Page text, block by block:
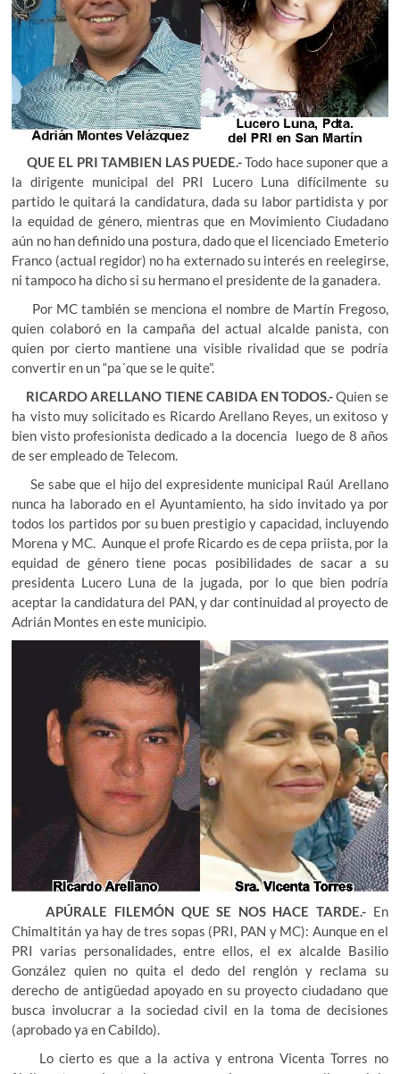
QUE EL PRI TAMBIEN LAS PUEDE.-Todo hace suponer que a
la dirigente municipal del PRI Lucero Luna difícilmente su
partido le quitará la candidatura, dada su labor partidista y por
la equidad de género, mientras que en Movimiento Ciudadano
aún no han definido una postura, dado que el licenciado Emeterio
Franco (actual regidor) no ha externado su interés en reelegirse,
ni tampoco ha dicho si su hermano el presidente de la ganadera.
Por MC también se menciona el nombre de Martín Fregoso,
quien colaboró en la campaña del actual alcalde panista, con
quien por cierto mantiene una visible rivalidad que se podría
convertir en un “pa´que se le quite”.
RICARDO ARELLANO TIENE CABIDA EN TODOS.-Quien se
ha visto muy solicitado es Ricardo Arellano Reyes, un exitoso y
bien visto profesionista dedicado a la docencia luego de 8 años
de ser empleado de Telecom.
Se sabe que el hijo del expresidente municipal Raúl Arellano
nunca ha laborado en el Ayuntamiento, ha sido invitado ya por
todos los partidos por su buen prestigio y capacidad, incluyendo
Morena y MC. Aunque el profe Ricardo es de cepa priista, por la
equidad de género tiene pocas posibilidades de sacar a su
presidenta Lucero Luna de la jugada, por lo que bien podría
aceptar la candidatura del PAN, y dar continuidad al proyecto de
Adrián Montes en este municipio.
APÚRALE FILEMÓN QUE SE NOS HACE TARDE.-En
Chimaltitán ya hay de tres sopas (PRI, PAN y MC): Aunque en el
PRI varias personalidades, entre ellos, el ex alcalde Basilio
González quien no quita el dedo del renglón y reclama su
derecho de antigüedad apoyado en su proyecto ciudadano que
busca involucrar a la sociedad civil en la toma de decisiones
(aprobado ya en Cabildo).
Lo cierto es que a la activa y entrona Vicenta Torres no